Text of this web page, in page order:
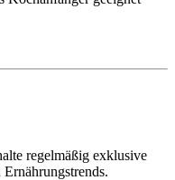
regelmäßig exklusive